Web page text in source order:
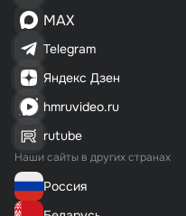
MAX
Telegram
Яндекс Дзен
hmruvideo.ru
rutube
Наши сайты в других странах
Россия